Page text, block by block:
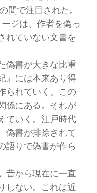
間で注目された。
ジは、作者を偽っ
れていない文書を
偽書が大きな比重
』には本来あり得
られていく。この
係にある。それが
ていく。江戸時代
偽書が排除されて
語りで偽書が作ら
昔から現在に一直
しない。これは近